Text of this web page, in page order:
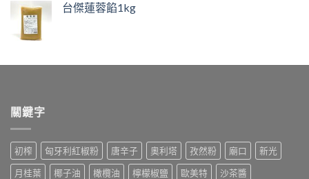
台傑蓮蓉餡1kg
關鍵字
初榨 匈牙利紅椒粉 唐辛子 奧利塔 孜然粉 廟口
新光
月桂葉
椰子油 橄欖油 檸檬椒鹽 歐美特
沙茶醬